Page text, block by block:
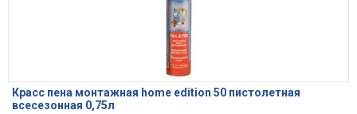
Красс пена монтажная home edition 50 пистолетная
всесезонная 0,75л